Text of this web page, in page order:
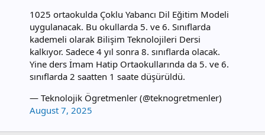
1025 ortaokulda Çoklu Yabancı Dil Eğitim Modeli
uygulanacak. Bu okullarda 5. ve 6. Sınıflarda
kademeli olarak Bilişim Teknolojileri Dersi
kalkıyor. Sadece 4 yıl sonra 8. sınıflarda olacak.
Yine ders İmam Hatip Ortaokullarında da 5. ve 6.
sınıflarda 2 saatten 1 saate düşürüldü.
— Teknolojik Ögretmenler (@teknogretmenler)
August 7, 2025